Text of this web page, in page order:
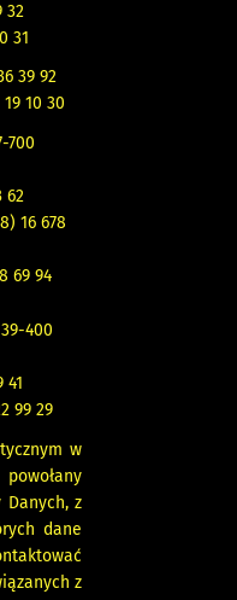
32
39 92
30
700
62
16 678
69 94
400
41
99 29
w
Danych, z
dane
z